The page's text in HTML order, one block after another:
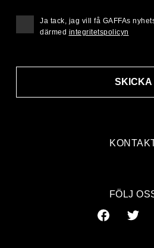
SKICKA
Ja tack, jag vill få GAFFAs
därmed integritetspolicyn
FÖLJ